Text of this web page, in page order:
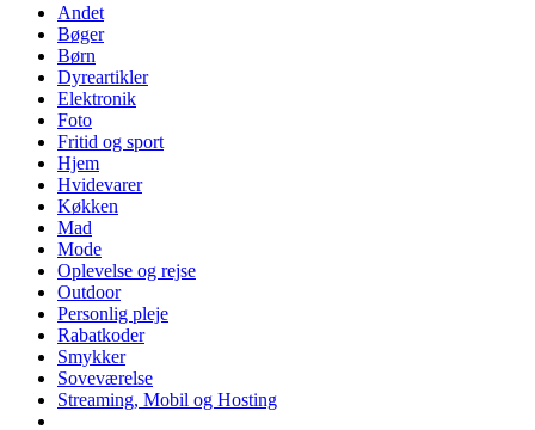
Andet
Bøger
Børn
Dyreartikler
Elektronik
Foto
Fritid og sport
Hjem
Hvidevarer
Køkken
Mad
Mode
Oplevelse og rejse
Outdoor
Personlig pleje
Rabatkoder
Smykker
Soveværelse
Streaming, Mobil og Hosting